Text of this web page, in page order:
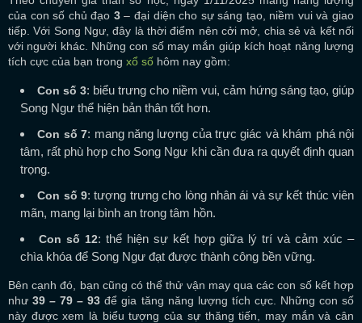
của con số chủ đạo 3– đại diện cho sự sáng tạo, niềm vui và giao
tiếp. Với Song Ngư, đây là thời điểm nên cởi mở, chia sẻ và kết nối
với người khác. Những con số may mắn giúp kích hoạt năng lượng
tích cực của bạn trong xổ số hôm nay gồm:
Con số 3: biểu trưng cho niềm vui, cảm hứng sáng tạo, giúp
Song Ngư thể hiện bản thân tốt hơn.
Con số 7: mang năng lượng của trực giác và khám phá nội
tâm, rất phù hợp cho Song Ngư khi cần đưa ra quyết định quan
trọng.
Con số 9: tượng trưng cho lòng nhân ái và sự kết thúc viên
mãn, mang lại bình an trong tâm hồn.
Con số 12: thể hiện sự kết hợp giữa lý trí và cảm xúc –
chìa khóa để Song Ngư đạt được thành công bền vững.
Bên cạnh đó, bạn cũng có thể thử vận may qua các con số kết hợp
như39 – 79 – 93 để gia tăng năng lượng tích cực. Những con số
này được xem là biểu tượng của sự thăng tiến, may mắn và cân